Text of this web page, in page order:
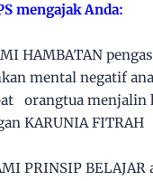
mengajak Anda:
HAMBATAN
mental negatif
orangtua menjalin
KARUNIA FITRAH
PRINSIP BELAJAR